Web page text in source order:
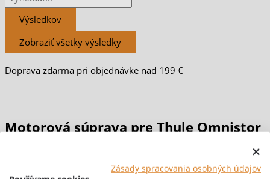
Výsledkov
Zobraziť všetky výsledky
Doprava zdarma pri objednávke nad 199 €
Motorová súprava pre Thule Omnistor
Zásady spracovania osobných údajov